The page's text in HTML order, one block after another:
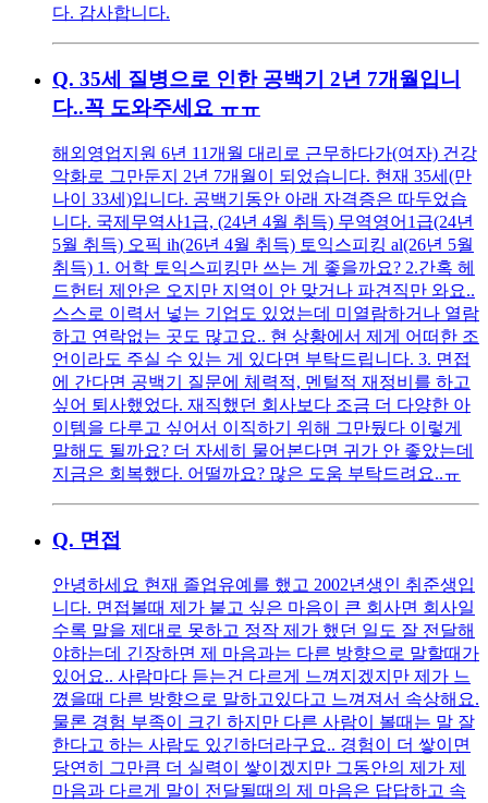
다. 감사합니다.
Q. 35세 질병으로 인한 공백기 2년 7개월입니
다..꼭 도와주세요 ㅠㅠ
해외영업지원 6년 11개월 대리로 근무하다가(여자) 건강
악화로 그만둔지 2년 7개월이 되었습니다. 현재 35세(만
나이 33세)입니다. 공백기동안 아래 자격증은 따두었습
니다. 국제무역사1급, (24년 4월 취득) 무역영어1급(24년
5월 취득) 오픽 ih(26년 4월 취득) 토익스피킹 al(26년 5월
취득) 1. 어학 토익스피킹만 쓰는 게 좋을까요? 2.간혹 헤
드헌터 제안은 오지만 지역이 안 맞거나 파견직만 와요..
스스로 이력서 넣는 기업도 있었는데 미열람하거나 열람
하고 연락없는 곳도 많고요.. 현 상황에서 제게 어떠한 조
언이라도 주실 수 있는 게 있다면 부탁드립니다. 3. 면접
에 간다면 공백기 질문에 체력적, 멘털적 재정비를 하고
싶어 퇴사했었다. 재직했던 회사보다 조금 더 다양한 아
이템을 다루고 싶어서 이직하기 위해 그만뒀다 이렇게
말해도 될까요? 더 자세히 물어본다면 귀가 안 좋았는데
지금은 회복했다. 어떨까요? 많은 도움 부탁드려요..ㅠ
Q. 면접
안녕하세요 현재 졸업유예를 했고 2002년생인 취준생입
니다. 면접볼때 제가 붙고 싶은 마음이 큰 회사면 회사일
수록 말을 제대로 못하고 정작 제가 했던 일도 잘 전달해
야하는데 긴장하면 제 마음과는 다른 방향으로 말할때가
있어요.. 사람마다 듣는건 다르게 느껴지겠지만 제가 느
꼈을때 다른 방향으로 말하고있다고 느껴져서 속상해요.
물론 경험 부족이 크긴 하지만 다른 사람이 볼때는 말 잘
한다고 하는 사람도 있긴하더라구요.. 경험이 더 쌓이면
당연히 그만큼 더 실력이 쌓이겠지만 그동안의 제가 제
마음과 다르게 말이 전달될때의 제 마음은 답답하고 속